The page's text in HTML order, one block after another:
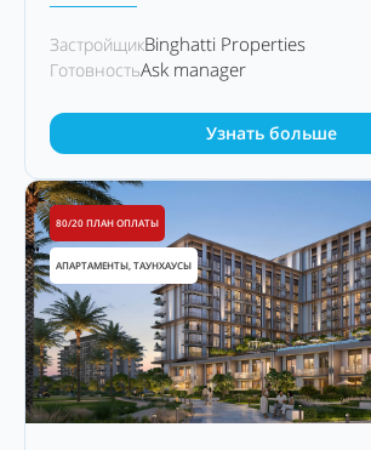
ЗастройщикBinghatti Properties
ГотовностьAsk manager
Узнать больше
80/20 ПЛАН ОПЛАТЫ
АПАРТАМЕНТЫ, ТАУНХАУСЫ